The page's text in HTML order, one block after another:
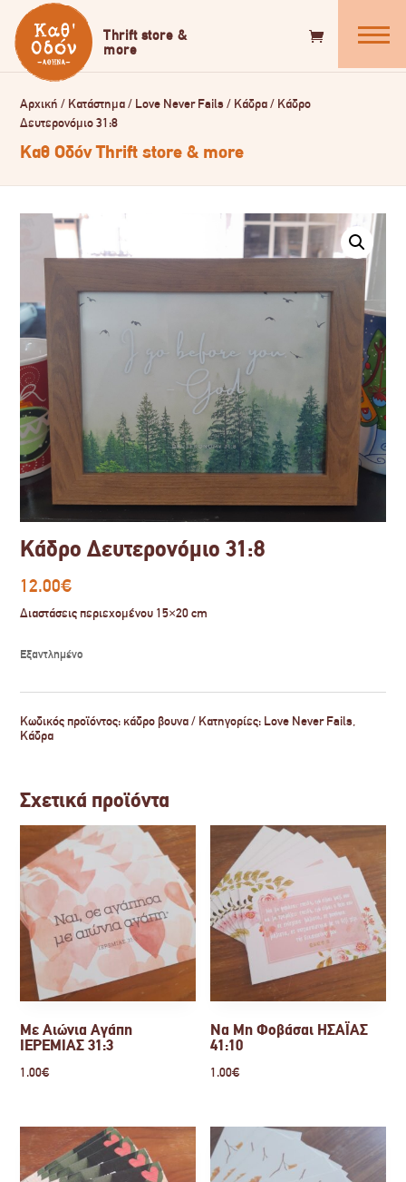
Αρχική / Κατάστημα/ Love Never Fails/ Κάδρα/ Κάδρο
Δευτερονόμιο 31:8
Καθ Οδόν Thrift store & more
Κάδρο Δευτερονόμιο 31:8
12.00€
Διαστάσεις περιεχομένου 15×20 cm
Εξαντλημένο
Κωδικός προϊόντος: κάδρο βουνα Κατηγορίες: Love Never Fails,
Κάδρα
Σχετικά προϊόντα
Με Αιώνια Αγάπη
ΙΕΡΕΜΙΑΣ 31:3
1.00€
Να Μη Φοβάσαι ΗΣΑΪΑΣ
41:10
1.00€